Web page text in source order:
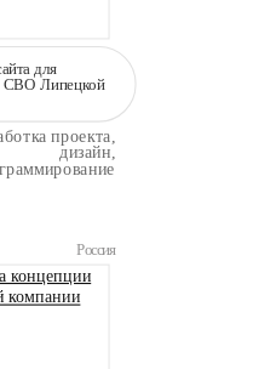
для
СВО Липецкой
проекта,
дизайн,
Россия